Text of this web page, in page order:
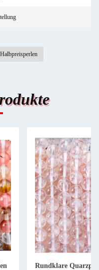
Halbpreisperlen
Rundklare